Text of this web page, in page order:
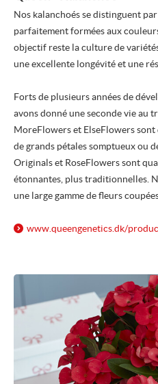
Nos kalanchoés se distinguent
parfaitement formées aux
objectif reste la culture de
une excellente longévité et une
Forts de plusieurs années de
avons donné une seconde vie au
MoreFlowers et ElseFlowers
de grands pétales somptueux ou
Originals et RoseFlowers sont
étonnantes, plus traditionnelles.
une large gamme de fleurs
www.queengenetics.dk/